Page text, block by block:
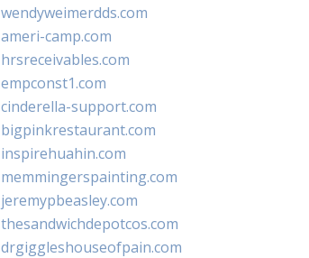
wendyweimerdds.com
ameri-camp.com
hrsreceivables.com
empconst1.com
cinderella-support.com
bigpinkrestaurant.com
inspirehuahin.com
memmingerspainting.com
jeremypbeasley.com
thesandwichdepotcos.com
drgiggleshouseofpain.com